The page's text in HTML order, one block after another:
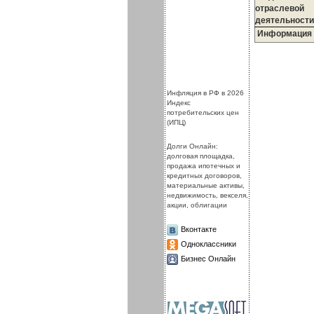
отраслевой
Информация
.Инфляция в РФ в 2026
Индекс
потребительских цен
(ИПЦ)
Долги Онлайн:
долговая площадка,
продажа ипотечных и
кредитных договоров,
материальные активы,
недвижимость, векселя,
акции, облигации
Вконтакте
Одноклассники
Бизнес Онлайн
.